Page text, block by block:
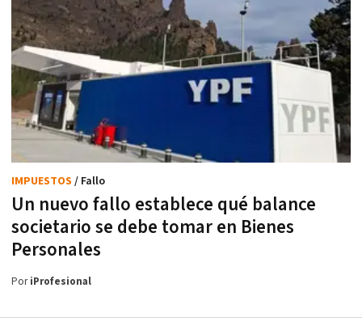
Un nuevo fallo establece qué balance
societario se debe tomar en Bienes
Personales
IMPUESTOS / Fallo
PoriProfesional